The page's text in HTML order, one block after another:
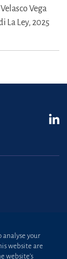
Vega
La Ley, 2025
analyse your
website are
website’s